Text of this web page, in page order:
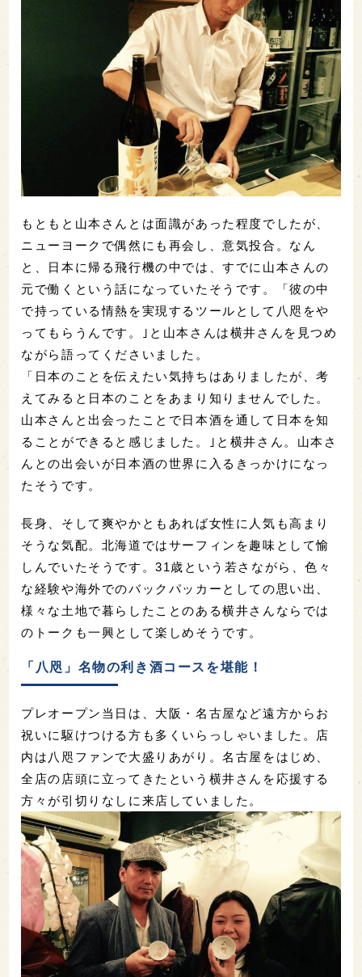
もともと山本さんとは面識があった程度でしたが、
ニューヨークで偶然にも再会し、意気投合。なん
と、日本に帰る飛行機の中では、すでに山本さんの
元で働くという話になっていたそうです。「彼の中
で持っている情熱を実現するツールとして八咫をや
ってもらうんです。｣と山本さんは横井さんを見つめ
ながら語ってくださいました。
「日本のことを伝えたい気持ちはありましたが、考
えてみると日本のことをあまり知りませんでした。
山本さんと出会ったことで日本酒を通して日本を知
ることができると感じました。｣と横井さん。山本さ
んとの出会いが日本酒の世界に入るきっかけになっ
たそうです。
長身、そして爽やかともあれば女性に人気も高まり
そうな気配。北海道ではサーフィンを趣味として愉
しんでいたそうです。31歳という若さながら、色々
な経験や海外でのバックパッカーとしての思い出、
様々な土地で暮らしたことのある横井さんならでは
のトークも一興として楽しめそうです。
「八咫」名物の利き酒コースを堪能！
プレオープン当日は、大阪・名古屋など遠方からお
祝いに駆けつける方も多くいらっしゃいました。店
内は八咫ファンで大盛りあがり。名古屋をはじめ、
全店の店頭に立ってきたという横井さんを応援する
方々が引切りなしに来店していました。